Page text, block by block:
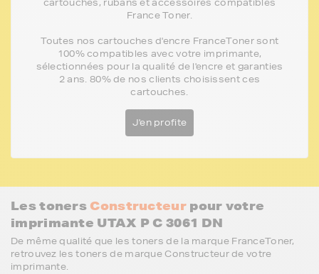
cartouches, rubans et accessoires compatibles
France Toner.
Toutes nos cartouches d'encre FranceToner sont
100% compatibles avec votre imprimante,
sélectionnées pour la qualité de l'encre et garanties
2 ans. 80% de nos clients choisissent ces
cartouches.
J'en profite
Les toners Constructeurpour votre
imprimante UTAX P C 3061 DN
De même qualité que les toners de la marque FranceToner,
retrouvez les toners de marque Constructeur de votre
imprimante.